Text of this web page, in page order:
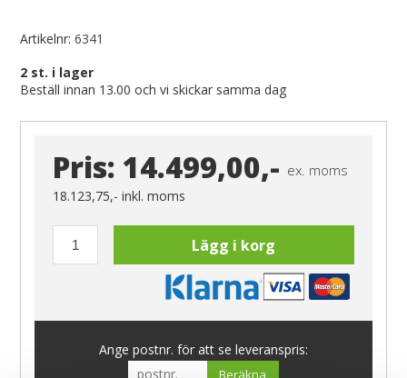
Artikelnr: 6341
2 st. i lager
Beställ innan 13.00 och vi skickar samma dag
Pris: 14.499,00,- ex. moms
18.123,75,-inkl. moms
Lägg i korg
Ange postnr. för att se leveranspris:
Beräkna